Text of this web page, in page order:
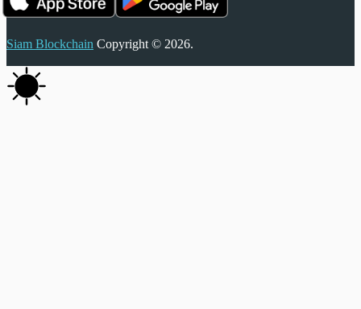
Siam Blockchain Copyright © 2026.